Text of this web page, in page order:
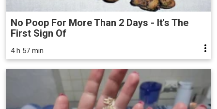
No Poop For More Than 2 Days - It's The
First Sign Of
4 h 57 min